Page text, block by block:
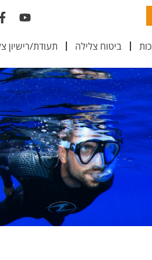
ביטוח צלילה תעודת/רישיון